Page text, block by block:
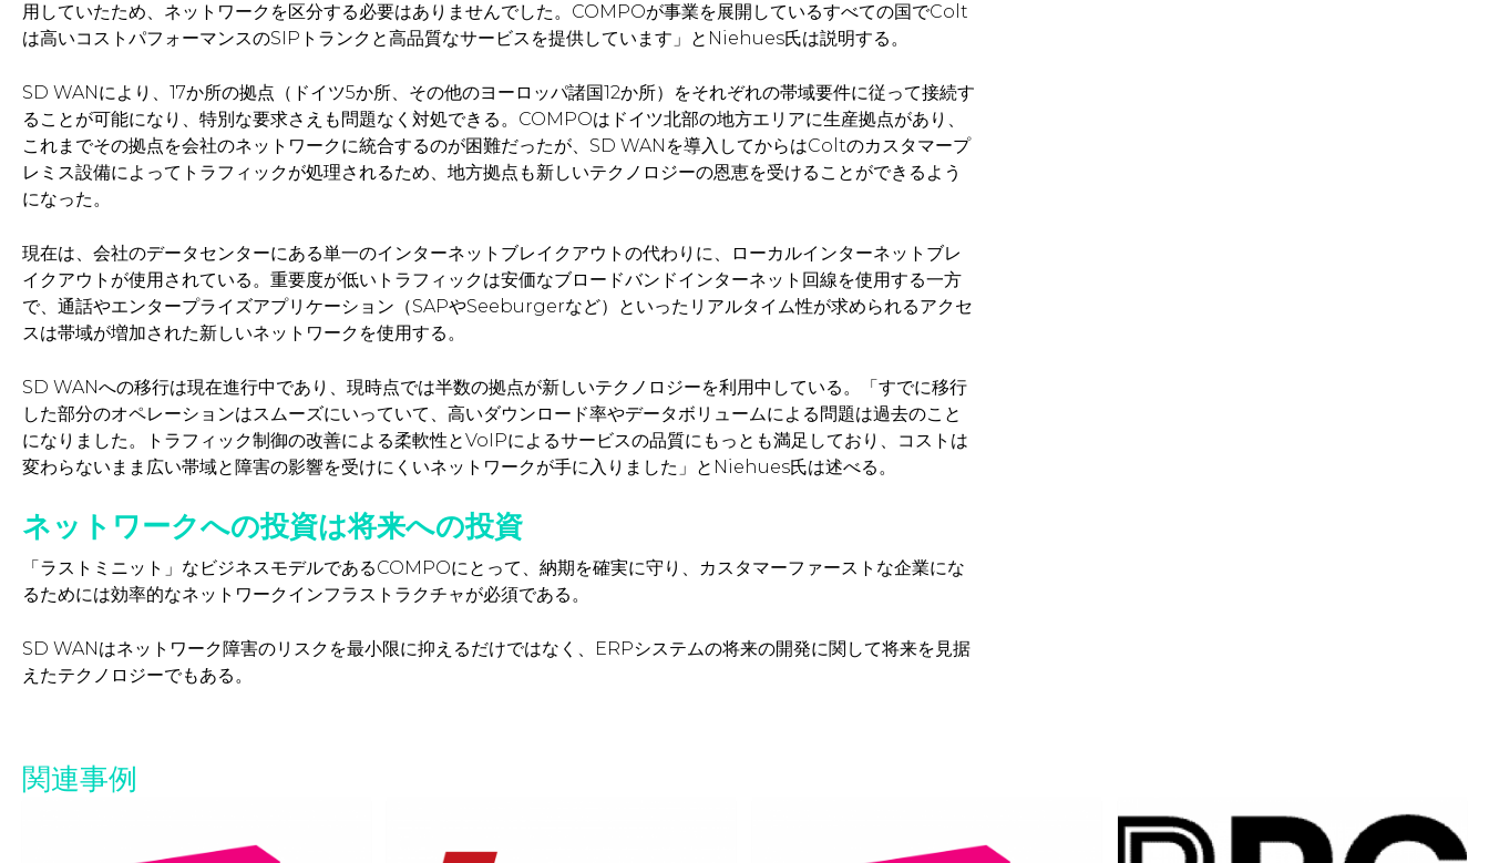
用していたため、ネットワークを区分する必要はありませんでした。COMPOが事業を展開しているすべての国でColt
は高いコストパフォーマンスのSIPトランクと高品質なサービスを提供しています」とNiehues氏は説明する。
SD WANにより、17か所の拠点（ドイツ5か所、その他のヨーロッパ諸国12か所）をそれぞれの帯域要件に従って接続す
ることが可能になり、特別な要求さえも問題なく対処できる。COMPOはドイツ北部の地方エリアに生産拠点があり、
これまでその拠点を会社のネットワークに統合するのが困難だったが、SD WANを導入してからはColtのカスタマープ
レミス設備によってトラフィックが処理されるため、地方拠点も新しいテクノロジーの恩恵を受けることができるよう
になった。
現在は、会社のデータセンターにある単一のインターネットブレイクアウトの代わりに、ローカルインターネットブレ
イクアウトが使用されている。重要度が低いトラフィックは安価なブロードバンドインターネット回線を使用する一方
で、通話やエンタープライズアプリケーション（SAPやSeeburgerなど）といったリアルタイム性が求められるアクセ
スは帯域が増加された新しいネットワークを使用する。
SD WANへの移行は現在進行中であり、現時点では半数の拠点が新しいテクノロジーを利用中している。「すでに移行
した部分のオペレーションはスムーズにいっていて、高いダウンロード率やデータボリュームによる問題は過去のこと
になりました。トラフィック制御の改善による柔軟性とVoIPによるサービスの品質にもっとも満足しており、コストは
変わらないまま広い帯域と障害の影響を受けにくいネットワークが手に入りました」とNiehues氏は述べる。
ネットワークへの投資は将来への投資
「ラストミニット」なビジネスモデルであるCOMPOにとって、納期を確実に守り、カスタマーファーストな企業にな
るためには効率的なネットワークインフラストラクチャが必須である。
SD WANはネットワーク障害のリスクを最小限に抑えるだけではなく、ERPシステムの将来の開発に関して将来を見据
えたテクノロジーでもある。
関連事例